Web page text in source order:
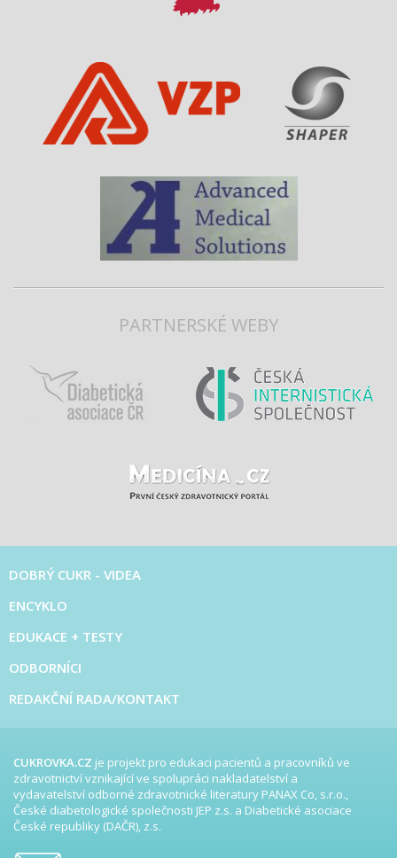
PARTNERSKÉ WEBY
DOBRÝ CUKR - VIDEA
ENCYKLO
EDUKACE + TESTY
ODBORNÍCI
REDAKČNÍ RADA/KONTAKT
CUKROVKA.CZ je projekt pro edukaci pacientů a pracovníků ve
zdravotnictví vznikající ve spolupráci nakladatelství a
vydavatelství odborné zdravotnické literatury PANAX Co, s.r.o.,
České diabetologické společnosti JEP z.s. a Diabetické asociace
České republiky (DAČR), z.s.